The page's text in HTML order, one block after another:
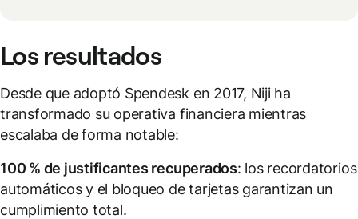
Los resultados
Desde que adoptó Spendesk en 2017, Niji ha
transformado su operativa financiera mientras
escalaba de forma notable:
100 % de justificantes recuperados: los recordatorios
automáticos y el bloqueo de tarjetas garantizan un
cumplimiento total.